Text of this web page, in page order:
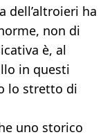
dell’altroieri ha
non di
è, al
in questi
lo stretto di
uno storico